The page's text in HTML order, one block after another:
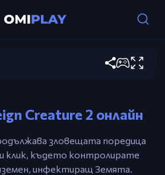
Creature 2
клик за взаимодействие
събития,
Creature 2 онлайн
зловещата поредица
клик, където контролирате
инфектиращ Земята.